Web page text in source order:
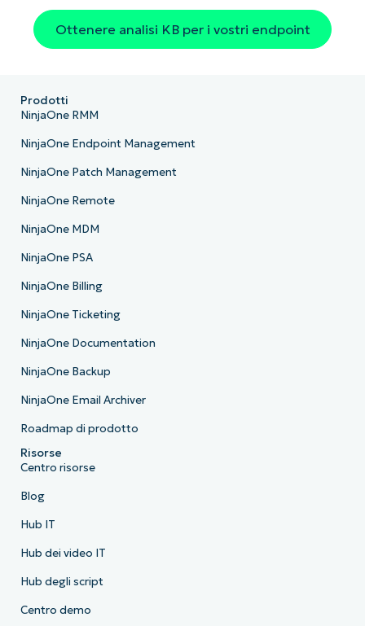
Ottenere analisi KB per i vostri endpoint
Prodotti
NinjaOne RMM
NinjaOne Endpoint Management
NinjaOne Patch Management
NinjaOne Remote
NinjaOne MDM
NinjaOne PSA
NinjaOne Billing
NinjaOne Ticketing
NinjaOne Documentation
NinjaOne Backup
NinjaOne Email Archiver
Roadmap di prodotto
Risorse
Centro risorse
Blog
Hub IT
Hub dei video IT
Hub degli script
Centro demo